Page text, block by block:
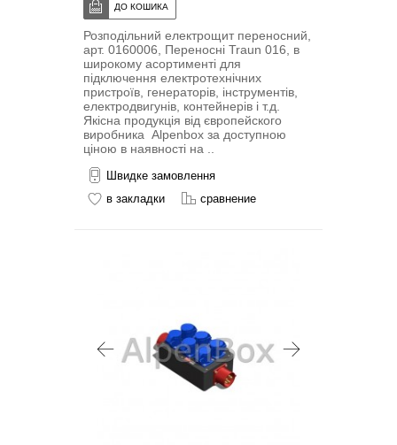
Розподільний електрощит переносний,
арт. 0160006, Переносні Traun 016, в
широкому асортименті для
підключення електротехнічних
пристроїв, генераторів, інструментів,
електродвигунів, контейнерів і т.д.
Якісна продукція від європейского
виробника Alpenbox за доступною
ціною в наявності на ..
Швидке замовлення
в закладки
сравнение